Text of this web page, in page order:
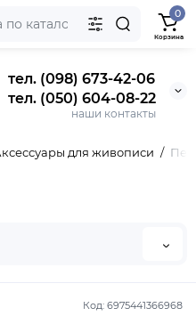
тел. (098) 673-42-06
тел. (050) 604-08-22
наши контакты
0
Корзина
для живописи
Код: 6975441366968